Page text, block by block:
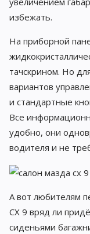
избежать.
На приборной
тачскрином. Но
вариантов
и стандартные
Все
удобно, они
водителя и не
А вот любителям
CX 9 вряд ли
сиденьями